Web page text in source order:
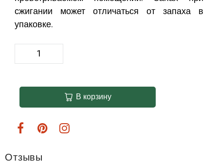
сжигании может отличаться от запаха в
упаковке.
В корзину
Отзывы